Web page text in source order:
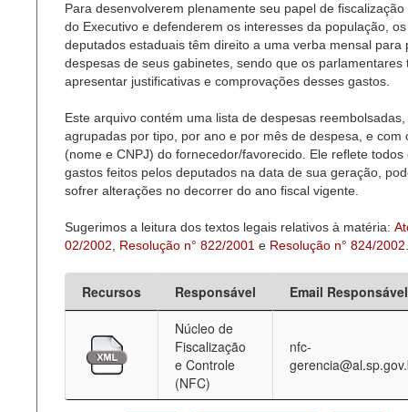
Para desenvolverem plenamente seu papel de fiscalização
do Executivo e defenderem os interesses da população, os
deputados estaduais têm direito a uma verba mensal para
despesas de seus gabinetes, sendo que os parlamentares
apresentar justificativas e comprovações desses gastos.
Este arquivo contém uma lista de despesas reembolsadas,
agrupadas por tipo, por ano e por mês de despesa, e com
(nome e CNPJ) do fornecedor/favorecido. Ele reflete todos
gastos feitos pelos deputados na data de sua geração,
sofrer alterações no decorrer do ano fiscal vigente.
Sugerimos a leitura dos textos legais relativos à matéria:
02/2002
Resolução n° 822/2001 e Resolução n° 824/2002
Recursos Responsável
Email Responsável
Núcleo de
Fiscalização
e Controle
(NFC)
nfc-